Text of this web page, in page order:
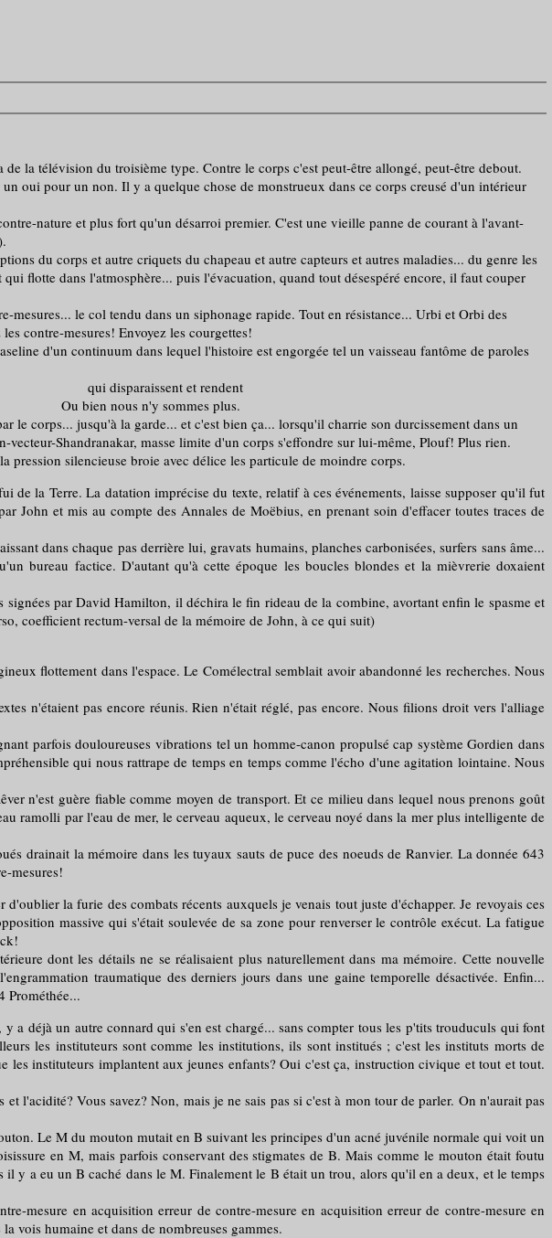
la télévision du troisième type. Contre le corps c'est peut-être allongé, peut-être debout.
oui pour un non. Il y a quelque chose de monstrueux dans ce corps creusé d'un intérieur
nature et plus fort qu'un désarroi premier. C'est une vieille panne de courant à l'avant-
du corps et autre criquets du chapeau et autre capteurs et autres maladies... du genre les
flotte dans l'atmosphère... puis l'évacuation, quand tout désespéré encore, il faut couper
le col tendu dans un siphonage rapide. Tout en résistance... Urbi et Orbi des
contre-mesures! Envoyez les courgettes!
d'un continuum dans lequel l'histoire est engorgée tel un vaisseau fantôme de paroles
et rendent
n'y sommes plus.
corps... jusqu'à la garde... et c'est bien ça... lorsqu'il charrie son durcissement dans un
Shandranakar, masse limite d'un corps s'effondre sur lui-même, Plouf! Plus rien.
silencieuse broie avec délice les particule de moindre corps.
datation imprécise du texte, relatif à ces événements, laisse supposer qu'il fut
et mis au compte des Annales de Moëbius, en prenant soin d'effacer toutes traces de
dans chaque pas derrière lui, gravats humains, planches carbonisées, surfers sans âme...
bureau factice. D'autant qu'à cette époque les boucles blondes et la mièvrerie doxaient
par David Hamilton, il déchira le fin rideau de la combine, avortant enfin le spasme et
coefficient rectum-versal de la mémoire de John, à ce qui suit)
flottement dans l'espace. Le Comélectral semblait avoir abandonné les recherches. Nous
n'étaient pas encore réunis. Rien n'était réglé, pas encore. Nous filions droit vers l'alliage
parfois douloureuses vibrations tel un homme-canon propulsé cap système Gordien dans
qui nous rattrape de temps en temps comme l'écho d'une agitation lointaine. Nous
guère fiable comme moyen de transport. Et ce milieu dans lequel nous prenons goût
ramolli par l'eau de mer, le cerveau aqueux, le cerveau noyé dans la mer plus intelligente de
la mémoire dans les tuyaux sauts de puce des noeuds de Ranvier. La donnée 643
mesures!
la furie des combats récents auxquels je venais tout juste d'échapper. Je revoyais ces
massive qui s'était soulevée de sa zone pour renverser le contrôle exécut. La fatigue
dont les détails ne se réalisaient plus naturellement dans ma mémoire. Cette nouvelle
traumatique des derniers jours dans une gaine temporelle désactivée. Enfin...
Prométhée...
a déjà un autre connard qui s'en est chargé... sans compter tous les p'tits trouduculs qui font
les instituteurs sont comme les institutions, ils sont institués ; c'est les instituts morts de
instituteurs implantent aux jeunes enfants? Oui c'est ça, instruction civique et tout et tout.
Vous savez? Non, mais je ne sais pas si c'est à mon tour de parler. On n'aurait pas
Le M du mouton mutait en B suivant les principes d'un acné juvénile normale qui voit un
en M, mais parfois conservant des stigmates de B. Mais comme le mouton était foutu
y a eu un B caché dans le M. Finalement le B était un trou, alors qu'il en a deux, et le temps
en acquisition erreur de contre-mesure en acquisition erreur de contre-mesure en
vois humaine et dans de nombreuses gammes.